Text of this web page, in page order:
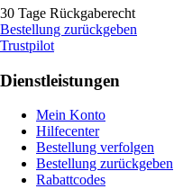
30 Tage Rückgaberecht
Bestellung zurückgeben
Trustpilot
Dienstleistungen
Mein Konto
Hilfecenter
Bestellung verfolgen
Bestellung zurückgeben
Rabattcodes